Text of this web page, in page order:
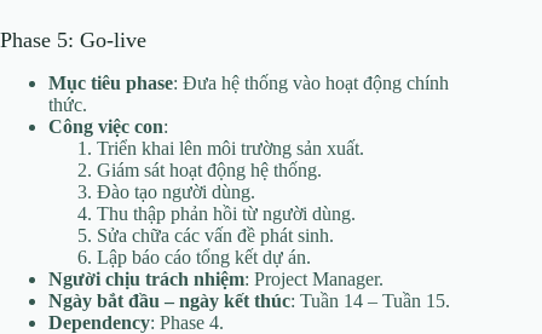
Phase 5: Go-live
Mục tiêu phase: Đưa hệ thống vào hoạt động chính
thức.
Công việc con:
Triển khai lên môi trường sản xuất.
Giám sát hoạt động hệ thống.
Đào tạo người dùng.
Thu thập phản hồi từ người dùng.
Sửa chữa các vấn đề phát sinh.
Lập báo cáo tổng kết dự án.
Người chịu trách nhiệm: Project Manager.
Ngày bắt đầu – ngày kết thúc: Tuần 14 – Tuần 15.
Dependency: Phase 4.